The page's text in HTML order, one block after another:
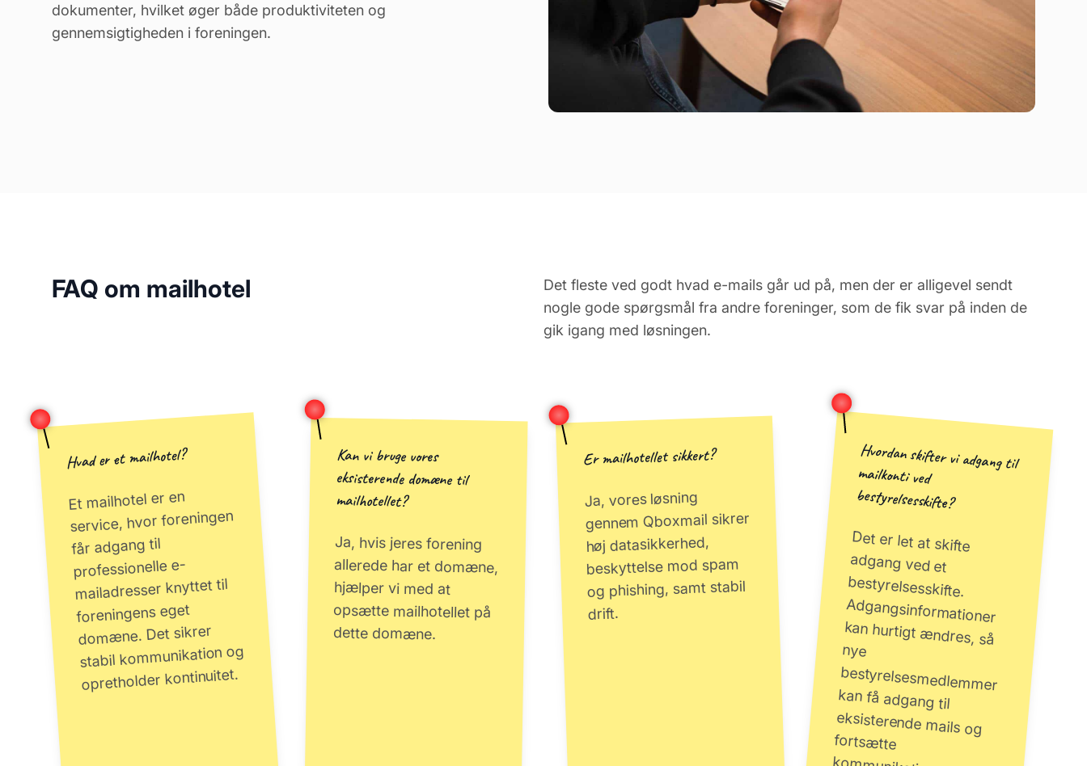
dokumenter, hvilket øger både produktiviteten og
gennemsigtigheden i foreningen.
FAQ om mailhotel
Det fleste ved godt hvad e-mails går ud på, men der er alligevel sendt
nogle gode spørgsmål fra andre foreninger, som de fik svar på inden de
gik igang med løsningen.
Hvad er et mailhotel?
Et mailhotel er en
service, hvor foreningen
får adgang til
professionelle e-
mailadresser knyttet til
foreningens eget
domæne. Det sikrer
stabil kommunikation og
opretholder kontinuitet.
Kan vi bruge vores
eksisterende domæne til
mailhotellet?
Ja, hvis jeres forening
allerede har et domæne,
hjælper vi med at
opsætte mailhotellet på
dette domæne.
Er mailhotellet sikkert?
Ja, vores løsning
gennem Qboxmail sikrer
høj datasikkerhed,
beskyttelse mod spam
og phishing, samt stabil
drift.
Hvordan skifter vi adgang til
mailkonti ved
bestyrelsesskifte?
Det er let at skifte
adgang ved et
bestyrelsesskifte.
Adgangsinformationer
kan hurtigt ændres, så
nye
bestyrelsesmedlemmer
kan få adgang til
eksisterende mails og
fortsætte
kommunikationen uden